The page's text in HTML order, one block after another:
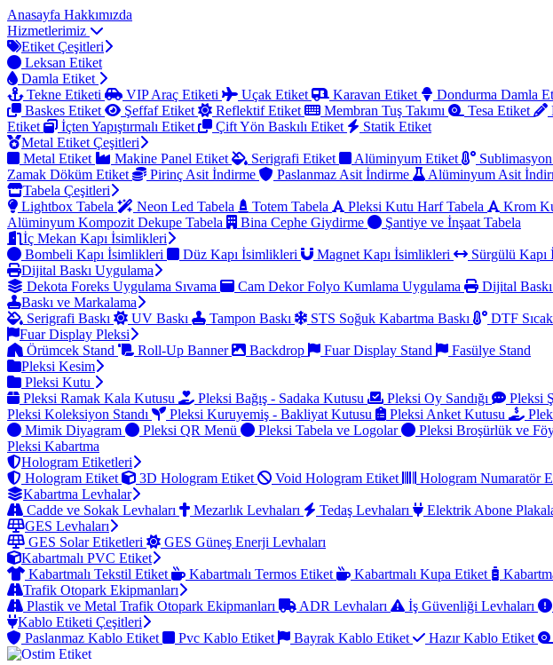
Anasayfa Hakkımızda
Hizmetlerimiz
Etiket Çeşitleri
Leksan Etiket
Damla Etiket
Tekne Etiketi
VIP Araç Etiketi Uçak Etiket Karavan Etiket Dondurma Damla
Baskes Etiket
Şeffaf Etiket Reflektif Etiket Membran Tuş Takımı Tesa Etiket
Etiket
İçten Yapıştırmalı Etiket Çift Yön Baskılı Etiket
Statik Etiket
Metal Etiket Çeşitleri
Metal Etiket
Makine Panel Etiket Serigrafi Etiket Alüminyum Etiket
Zamak Döküm Etiket
Pirinç Asit İndirme Paslanmaz Asit İndirme Alüminyum Asit
Tabela Çeşitleri
Lightbox Tabela
Neon Led Tabela Totem Tabela Pleksi Kutu Harf Tabela Krom
Alüminyum Kompozit Dekupe Tabela
Bina Cephe Giydirme
Şantiye ve İnşaat Tabela
İç Mekan Kapı İsimlikleri
Bombeli Kapı İsimlikleri
Düz Kapı İsimlikleri Magnet Kapı İsimlikleri Sürgülü Kapı
Dijital Baskı Uygulama
Dekota Foreks Uygulama Sıvama
Cam Dekor Folyo Kumlama Uygulama Dijital
Baskı ve Markalama
Serigrafi Baskı
UV Baskı Tampon Baskı STS Soğuk Kabartma Baskı DTF
Fuar Display Pleksi
Örümcek Stand
Roll-Up Banner Backdrop Fuar Display Stand
Fasülye Stand
Pleksi Kesim
Pleksi Kutu
Pleksi Ramak Kala Kutusu
Pleksi Bağış - Sadaka Kutusu Pleksi Oy Sandığı Pleksi
Pleksi Koleksiyon Standı
Pleksi Kuruyemiş - Bakliyat Kutusu Pleksi Anket Kutusu
Mimik Diyagram
Pleksi QR Menü Pleksi Tabela ve Logolar Pleksi Broşürlük ve
Pleksi Kabartma
Hologram Etiketleri
Hologram Etiket
3D Hologram Etiket Void Hologram Etiket
Hologram Numaratör
Kabartma Levhalar
Cadde ve Sokak Levhaları
Mezarlık Levhaları Tedaş Levhaları Elektrik Abone
GES Levhaları
GES Solar Etiketleri
GES Güneş Enerji Levhaları
Kabartmalı PVC Etiket
Kabartmalı Tekstil Etiket
Kabartmalı Termos Etiket Kabartmalı Kupa Etiket
Trafik Otopark Ekipmanları
Plastik ve Metal Trafik Otopark Ekipmanları
ADR Levhaları İş Güvenliği Levhaları
Kablo Etiketi Çeşitleri
Paslanmaz Kablo Etiket
Pvc Kablo Etiket Bayrak Kablo Etiket Hazır Kablo Etiket